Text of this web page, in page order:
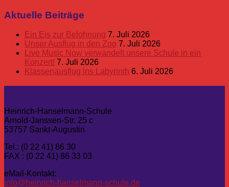
Aktuelle Beiträge
Ein Eis zur Belohnung 7. Juli 2026
Unser Ausflug in den Zoo 7. Juli 2026
Live Music Now verwandelt unsere Schule in ein
Konzert! 7. Juli 2026
Klassenausflug ins Labyrinth 6. Juli 2026
Heinrich-Hanselmann-Schule
Arnold-Janssen-Str. 25 c
53757 Sankt-Augustin
Tel.: (0 22 41) 86 30
FAX : (0 22 41) 86 33 03
eMail-Kontakt:
info@heinrich-hanselmann-schule.de